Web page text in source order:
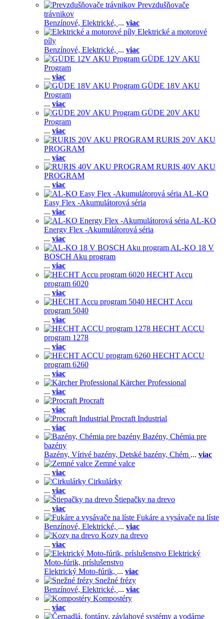
Prevzdušňovače
trávnikov
Benzínové, Elektrické, ... viac
Elektrické a motorové
píly
Benzínové, Elektrické, ... viac
GÜDE 12V AKU
Program
... viac
GÜDE 18V AKU
Program
... viac
GÜDE 20V AKU
Program
... viac
RURIS 20V AKU
PROGRAM
... viac
RURIS 40V AKU
PROGRAM
... viac
AL-KO
Easy Flex -Akumulátorová séria
... viac
AL-KO
Energy Flex -Akumulátorová séria
... viac
AL-KO 18 V
BOSCH Aku program
... viac
HECHT Accu
program 6020
... viac
HECHT Accu
program 5040
... viac
HECHT ACCU
program 1278
... viac
HECHT ACCU
program 6260
... viac
Kärcher Professional
... viac
Procraft
... viac
Procraft Industrial
... viac
Bazény, Chémia pre
bazény
Bazény, Vírivé bazény, Detské bazény, Chém ... viac
Zemné valce
... viac
Cirkulárky
... viac
Štiepačky na drevo
... viac
Fukáre a vysávače na líste
Benzínové, Elektrické, ... viac
Kozy na drevo
... viac
Elektrický
Moto-fúrik, príslušenstvo
Elektrický Moto-fúrik, ... viac
Snežné frézy
Benzínové, Elektrické, ... viac
Kompostéry
... viac